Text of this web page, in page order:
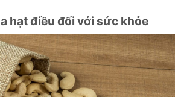
hạt điều đối với sức khỏe